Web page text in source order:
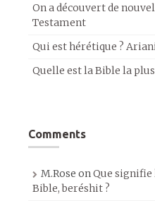
On a découvert de
Testament
Qui est hérétique ?
Quelle est la Bible la
Comments
M.Rose onQue
Bible, beréshit ?